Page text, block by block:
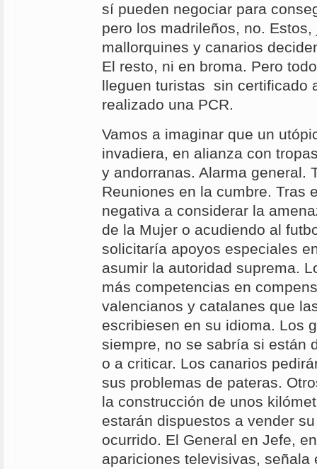
sí pueden negociar para
pero los madrileños, no.
mallorquines y canarios
El resto, ni en broma. Pero
lleguen turistas sin certificado
realizado una PCR.
Vamos a imaginar que un
invadiera, en alianza con
y andorranas. Alarma general.
Reuniones en la cumbre. Tras
negativa a considerar la
de la Mujer o acudiendo al
solicitaría apoyos especiales
asumir la autoridad suprema.
más competencias en
valencianos y catalanes que
escribiesen en su idioma. Los
siempre, no se sabría si están
o a criticar. Los canarios
sus problemas de pateras.
la construcción de unos
estarán dispuestos a vender
ocurrido. El General en Jefe,
apariciones televisivas, señala